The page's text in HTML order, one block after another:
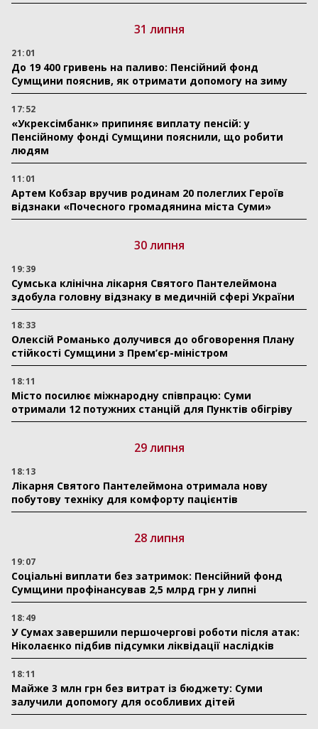
31 липня
21:01
До 19 400 гривень на паливо: Пенсійний фонд
Сумщини пояснив, як отримати допомогу на зиму
17:52
«Укрексімбанк» припиняє виплату пенсій: у
Пенсійному фонді Сумщини пояснили, що робити
людям
11:01
Артем Кобзар вручив родинам 20 полеглих Героїв
відзнаки «Почесного громадянина міста Суми»
30 липня
19:39
Сумська клінічна лікарня Святого Пантелеймона
здобула головну відзнаку в медичній сфері України
18:33
Олексій Романько долучився до обговорення Плану
стійкості Сумщини з Прем’єр-міністром
18:11
Місто посилює міжнародну співпрацю: Суми
отримали 12 потужних станцій для Пунктів обігріву
29 липня
18:13
Лікарня Святого Пантелеймона отримала нову
побутову техніку для комфорту пацієнтів
28 липня
19:07
Соціальні виплати без затримок: Пенсійний фонд
Сумщини профінансував 2,5 млрд грн у липні
18:49
У Сумах завершили першочергові роботи після атак:
Ніколаєнко підбив підсумки ліквідації наслідків
18:11
Майже 3 млн грн без витрат із бюджету: Суми
залучили допомогу для особливих дітей